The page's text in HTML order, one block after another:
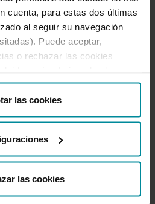
cuenta, para estas dos últimas
al seguir su navegación
Puede aceptar,
o rechazar las cookies
obtener más información, así
en cualquier momento
Cookies.
las cookies
las cookies
access